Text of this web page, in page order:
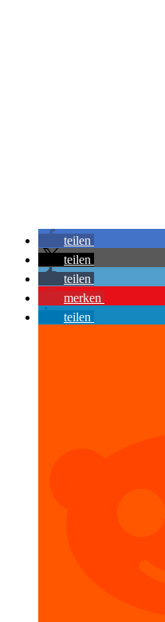
teilen
teilen
teilen
merken
teilen